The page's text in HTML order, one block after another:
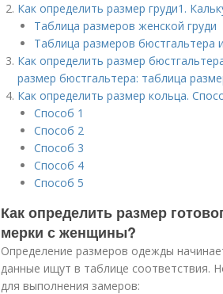
Как определить размер груди1.
Таблица размеров женской груди
Таблица размеров бюстгальтера
Как определить размер
размер бюстгальтера: таблица
Как определить размер кольца.
Способ 1
Способ 2
Способ 3
Способ 4
Способ 5
Как определить размер
мерки с женщины?
Определение размеров одежды
данные ищут в таблице соответствия.
для выполнения замеров: